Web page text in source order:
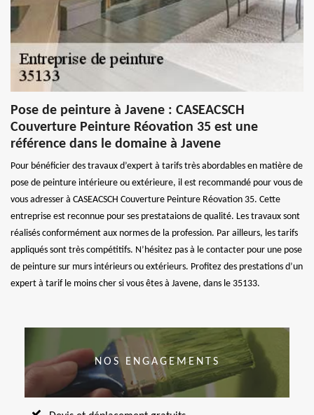
Pose de peinture à Javene : CASEACSCH
Couverture Peinture Réovation 35 est une
référence dans le domaine à Javene
Pour bénéficier des travaux d’expert à tarifs très abordables en matière de
pose de peinture intérieure ou extérieure, il est recommandé pour vous de
vous adresser à CASEACSCH Couverture Peinture Réovation 35. Cette
entreprise est reconnue pour ses prestataions de qualité. Les travaux sont
réalisés conformément aux normes de la profession. Par ailleurs, les tarifs
appliqués sont très compétitifs. N’hésitez pas à le contacter pour une pose
de peinture sur murs intérieurs ou extérieurs. Profitez des prestations d’un
expert à tarif le moins cher si vous êtes à Javene, dans le 35133.
NOS ENGAGEMENTS